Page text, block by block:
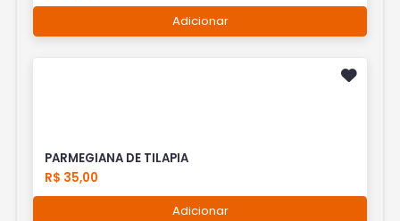
Adicionar
PARMEGIANA DE TILAPIA
R$ 35,00
Adicionar